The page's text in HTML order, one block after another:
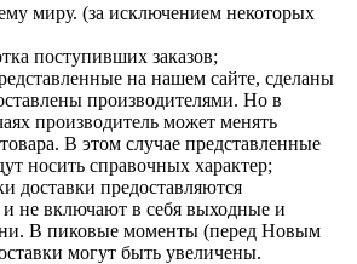
миру. (за исключением некоторых
поступивших заказов;
на нашем сайте, сделаны
производителями. Но в
производитель может менять
В этом случае представленные
носить справочных характер;
доставки предоставляются
и не включают в себя выходные и
В пиковые моменты (перед Новым
могут быть увеличены.